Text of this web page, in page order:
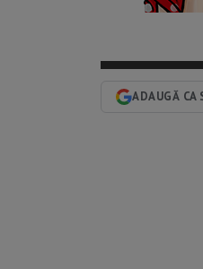
ADAUGĂ CA